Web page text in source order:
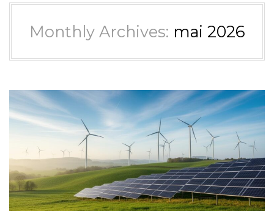
Monthly Archives: mai 2026